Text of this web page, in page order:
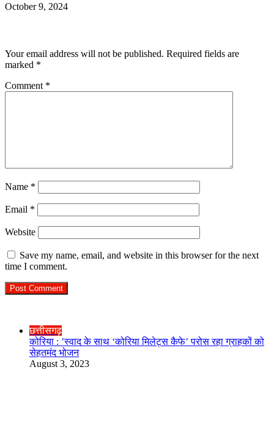
October 9, 2024
Your email address will not be published. Required fields are
marked *
Comment *
Name *
Email *
Website
Save my name, email, and website in this browser for the next
time I comment.
छत्तीसगढ़
कोरिया : ’स्वाद के साथ ‘कोरिया मिलेट्स कैफे’ परोस रहा ग्राहकों को
सेहतमंद भोजन
August 3, 2023